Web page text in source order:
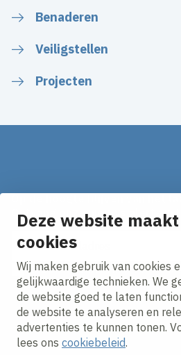
Deze website
cookies
Wij maken gebruik van cookies
gelijkwaardige technieken. We
de website goed te laten
de website te analyseren en
advertenties te kunnen tonen.
lees ons cookiebeleid.
Benaderen
Veiligstellen
Projecten
Ontvang onze nieuws alerts in
E-mailadres
Ik ga akkoord met hetprivacy